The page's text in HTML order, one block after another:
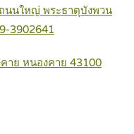
นนใหญ่ พระธาตุบังพวน
3902641
าย หนองคาย 43100